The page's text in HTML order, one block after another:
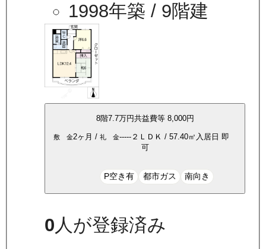
1998年築 / 9階建
8階7.7万円共益費等 8,000円
敷 金2ヶ月 / 礼 金-----２ＬＤＫ / 57.40㎡ 入居日 即
可
P空き有 都市ガス 南向き
0 人が登録済み